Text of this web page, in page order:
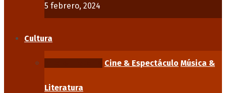
5 febrero, 2024
Cultura
Cine & Espectáculo Música &
Literatura